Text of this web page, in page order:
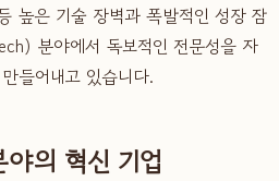
높은 기술 장벽과 폭발적인 성장 잠
분야에서 독보적인 전문성을 자
들어내고 있습니다.
의 혁신 기업